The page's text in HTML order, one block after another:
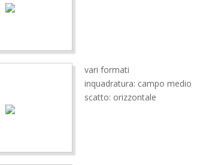
vari formati
inquadratura: campo medio
scatto: orizzontale